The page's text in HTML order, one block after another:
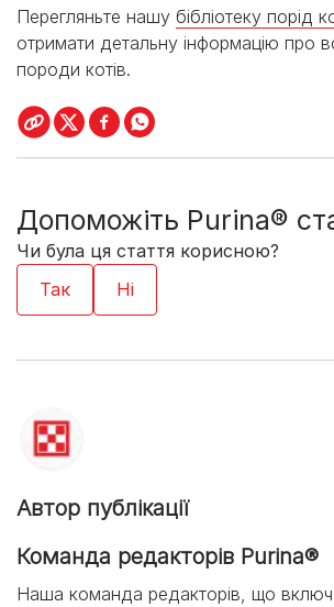
Перегляньте нашу бібліотеку порід
отримати детальну інформацію про
породи котів.
Допоможіть Purina®
Чи була ця стаття корисною?
Автор публікації
Команда редакторів Purina®
Наша команда редакторів, що